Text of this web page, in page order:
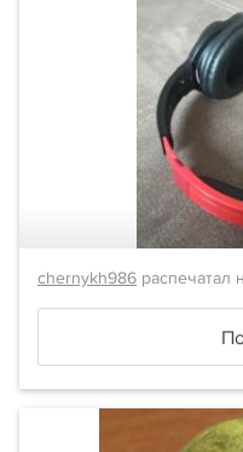
chernykh986 распечатал